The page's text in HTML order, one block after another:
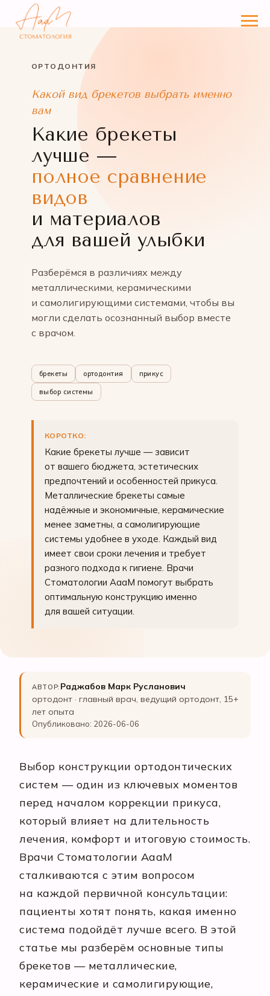
ОРТОДОНТИЯ
Какой вид брекетов выбрать именно
вам
Какие брекеты
лучше —
полное сравнение
видов
и материалов
для вашей улыбки
Разберёмся в различиях между
металлическими, керамическими
и самолигирующими системами, чтобы вы
могли сделать осознанный выбор вместе
с врачом.
брекеты ортодонтия прикус
выбор системы
КОРОТКО:
Какие брекеты лучше — зависит
от вашего бюджета, эстетических
предпочтений и особенностей прикуса.
Металлические брекеты самые
надёжные и экономичные, керамические
менее заметны, а самолигирующие
системы удобнее в уходе. Каждый вид
имеет свои сроки лечения и требует
разного подхода к гигиене. Врачи
Стоматологии АааМ помогут выбрать
оптимальную конструкцию именно
для вашей ситуации.
АВТОР: Раджабов Марк Русланович
ортодонт · главный врач, ведущий ортодонт, 15+
лет опыта
Опубликовано: 2026-06-06
Выбор конструкции ортодонтических
систем — один из ключевых моментов
перед началом коррекции прикуса,
который влияет на длительность
лечения, комфорт и итоговую стоимость.
Врачи Стоматологии АааМ
сталкиваются с этим вопросом
на каждой первичной консультации:
пациенты хотят понять, какая именно
система подойдёт лучше всего. В этой
статье мы разберём основные типы
брекетов — металлические,
керамические и самолигирующие,